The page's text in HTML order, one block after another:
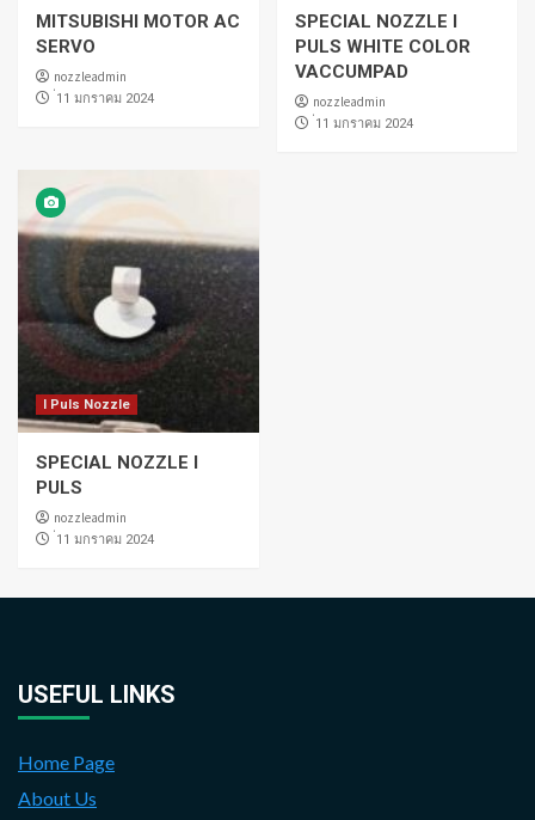
MITSUBISHI MOTOR AC
SERVO
nozzleadmin
่11 มกราคม 2024
SPECIAL NOZZLE I
PULS WHITE COLOR
VACCUMPAD
nozzleadmin
่11 มกราคม 2024
I Puls Nozzle
SPECIAL NOZZLE I
PULS
nozzleadmin
่11 มกราคม 2024
USEFUL LINKS
Home Page
About Us